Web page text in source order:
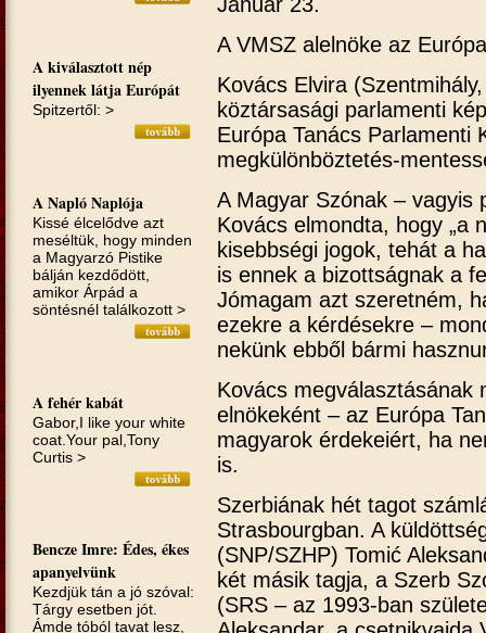
A kiválasztott nép
ilyennek látja Európát
Spitzertől: >
A Napló Naplója
Kissé élcelődve azt
meséltük, hogy minden
a Magyarzó Pistike
bálján kezdődött,
amikor Árpád a
söntésnél találkozott >
A fehér kabát
Gabor,I like your white
coat.Your pal,Tony
Curtis >
Bencze Imre: Édes, ékes
apanyelvünk
Kezdjük tán a jó szóval:
Tárgy esetben jót.
Ámde tóból tavat lesz,
A VMSZ alelnöke az
Kovács Elvira
köztársasági parlamenti
Európa Tanács Parlamenti
megkülönböztetés-
A Magyar Szónak – vagyis
Kovács elmondta, hogy „a
kisebbségi jogok, tehát a
is ennek a bizottságnak a
Jómagam azt szeretném,
ezekre a kérdésekre –
nekünk ebből bármi
Kovács megválasztásának
elnökeként – az Európa
magyarok érdekeiért, ha
is.
Szerbiának hét tagot
Strasbourgban. A
(SNP/SZHP) Tomić
két másik tagja, a Szerb
(SRS – az 1993-ban